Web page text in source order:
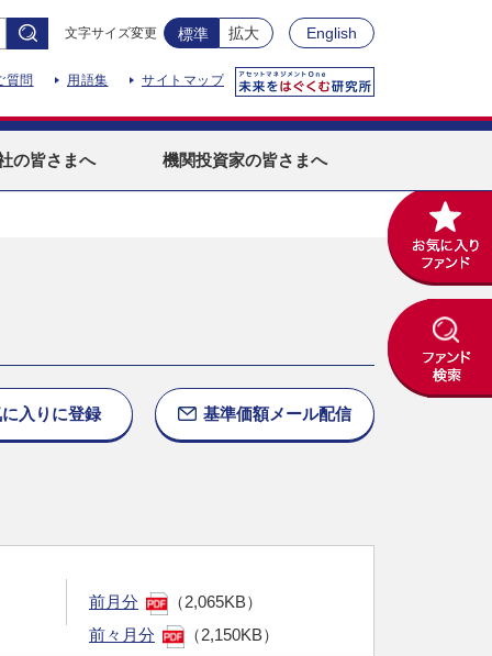
文字サイズ変更 標準 拡大 English
質問 用語集 サイトマップ
の皆さまへ 機関投資家の皆さまへ
入りに登録 基準価額メール配信
前月分
（2,065KB）
前々月分
（2,150KB）